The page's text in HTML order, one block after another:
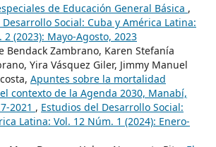
de Educación General Básica ,
Social: Cuba y América Latina:
2 (2023): Mayo-Agosto, 2023
Bendack Zambrano, Karen Stefanía
Yira Vásquez Giler, Jimmy Manuel
Apuntes sobre la mortalidad
contexto de la Agenda 2030, Manabí,
2021 , Estudios del Desarrollo Social:
Latina: Vol. 12 Núm. 1 (2024): Enero-